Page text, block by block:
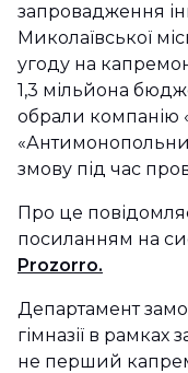
запровадження
Миколаївської
угоду на
1,3 мільйона
обрали компанію
змову під час
Про це
посиланням на
Prozorro.
Департамент
гімназії в рамках
не перший